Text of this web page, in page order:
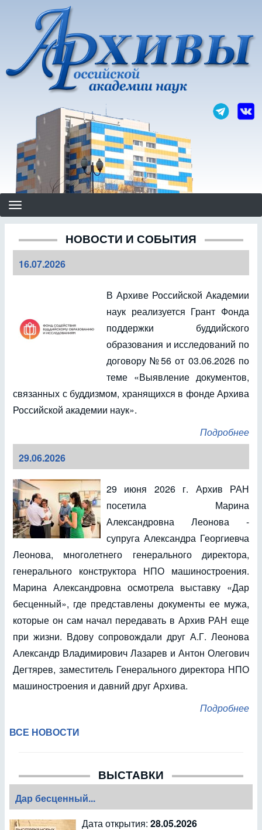
основному
содержанию
НОВОСТИ И СОБЫТИЯ
16.07.2026
В Архиве Российской Академии
наук реализуется Грант Фонда
поддержки буддийского
образования и исследований по
договору №56 от 03.06.2026 по
теме «Выявление документов,
связанных с буддизмом, хранящихся в фонде Архива
Российской академии наук».
Подробнее
29.06.2026
29 июня 2026 г. Архив РАН
посетила Марина
Александровна Леонова -
супруга Александра Георгиевча
Леонова, многолетнего генерального директора,
генерального конструктора НПО машиностроения.
Марина Александровна осмотрела выставку «Дар
бесценный», где представлены документы ее мужа,
которые он сам начал передавать в Архив РАН еще
при жизни. Вдову сопровождали друг А.Г. Леонова
Александр Владимирович Лазарев и Антон Олегович
Дегтярев, заместитель Генерального директора НПО
машиностроения и давний друг Архива.
Подробнее
ВСЕ НОВОСТИ
ВЫСТАВКИ
Дар бесценный...
Дата открытия: 28.05.2026